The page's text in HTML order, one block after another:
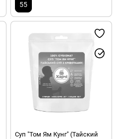
55
Суп "Том Ям Кунг" (Тайский